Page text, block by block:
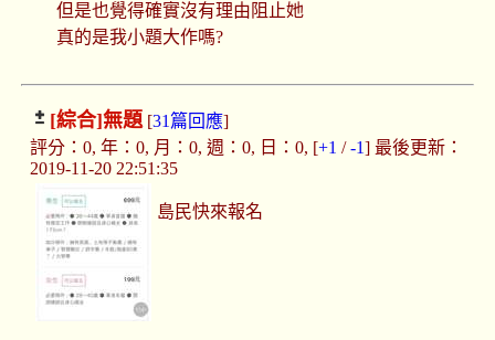
但是也覺得確實沒有理由阻止她
真的是我小題大作嗎?
[綜合]無題[31篇回應]
評分：0, 年：0, 月：0, 週：0, 日：0, [+1 /-1] 最後更新：
2019-11-20 22:51:35
島民快來報名